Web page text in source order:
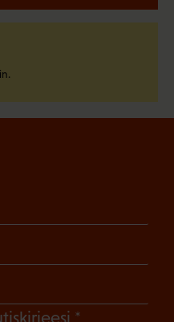
(Pakollinen)